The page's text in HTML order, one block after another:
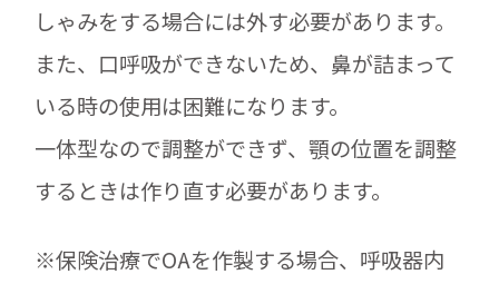
しゃみをする場合には外す必要があります。
また、口呼吸ができないため、鼻が詰まって
いる時の使用は困難になります。
一体型なので調整ができず、顎の位置を調整
するときは作り直す必要があります。
※保険治療でOAを作製する場合、呼吸器内